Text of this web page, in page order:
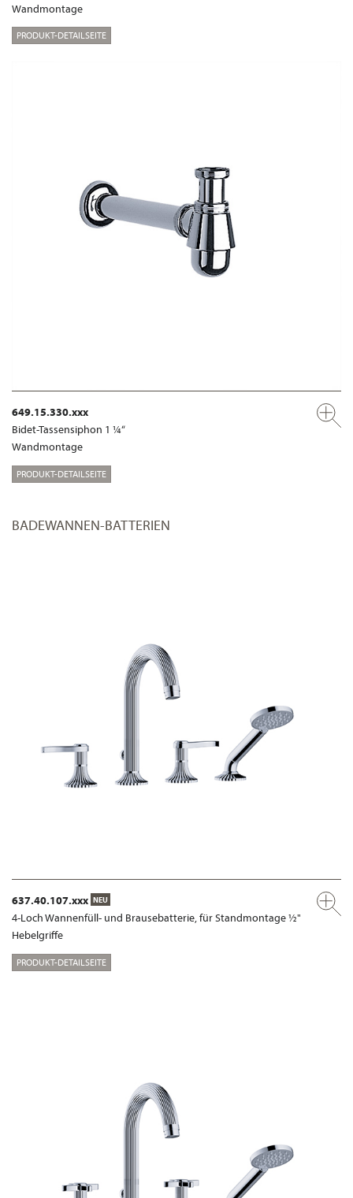
Wandmontage
PRODUKT-DETAILSEITE
649.15.330.xxx
Bidet-Tassensiphon 1 ¼“
Wandmontage
PRODUKT-DETAILSEITE
BADEWANNEN-BATTERIEN
637.40.107.xxx NEU
4-Loch Wannenfüll- und Brausebatterie, für Standmontage ½"
Hebelgriffe
PRODUKT-DETAILSEITE